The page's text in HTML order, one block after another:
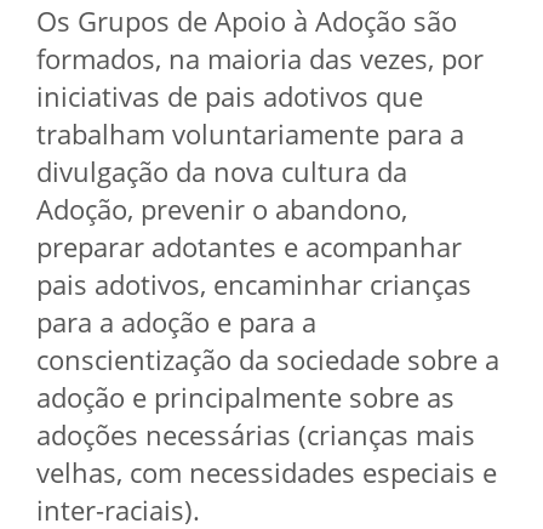
Os Grupos de Apoio à Adoção são
formados, na maioria das vezes, por
iniciativas de pais adotivos que
trabalham voluntariamente para a
divulgação da nova cultura da
Adoção, prevenir o abandono,
preparar adotantes e acompanhar
pais adotivos, encaminhar crianças
para a adoção e para a
conscientização da sociedade sobre a
adoção e principalmente sobre as
adoções necessárias (crianças mais
velhas, com necessidades especiais e
inter-raciais).